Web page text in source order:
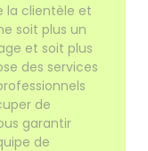
la clientèle et
soit plus un
et soit plus
des services
de
garantir
de